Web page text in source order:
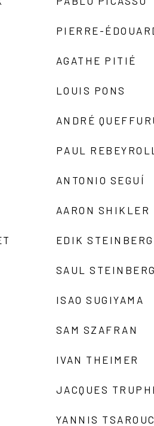
PIERRE-
AGATHE PITIÉ
LOUIS PONS
ANDRÉ
PAUL
ANTONIO SEGUÍ
AARON SHIKLER
EDIK STEINBERG
SAUL STEINBERG
ISAO SUGIYAMA
SAM SZAFRAN
IVAN THEIMER
JACQUES
YANNIS